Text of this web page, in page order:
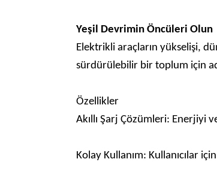
Yeşil Devrimin Öncüleri Olun
Elektrikli araçların yükselişi,
sürdürülebilir bir toplum için
Özellikler
Akıllı Şarj Çözümleri:
Kolay Kullanım: Kullanıcılar